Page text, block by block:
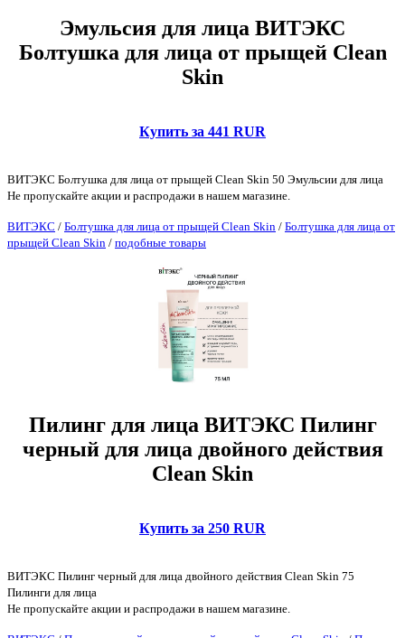
Эмульсия для лица ВИТЭКС
Болтушка для лица от прыщей Clean
Skin
Купить за 441 RUR
ВИТЭКС Болтушка для лица от прыщей Clean Skin 50 Эмульсии для лица
Не пропускайте акции и распродажи в нашем магазине.
ВИТЭКС / Болтушка для лица от прыщей Clean Skin / Болтушка для лица от
прыщей Clean Skin / подобные товары
Пилинг для лица ВИТЭКС Пилинг
черный для лица двойного действия
Clean Skin
Купить за 250 RUR
ВИТЭКС Пилинг черный для лица двойного действия Clean Skin 75
Пилинги для лица
Не пропускайте акции и распродажи в нашем магазине.